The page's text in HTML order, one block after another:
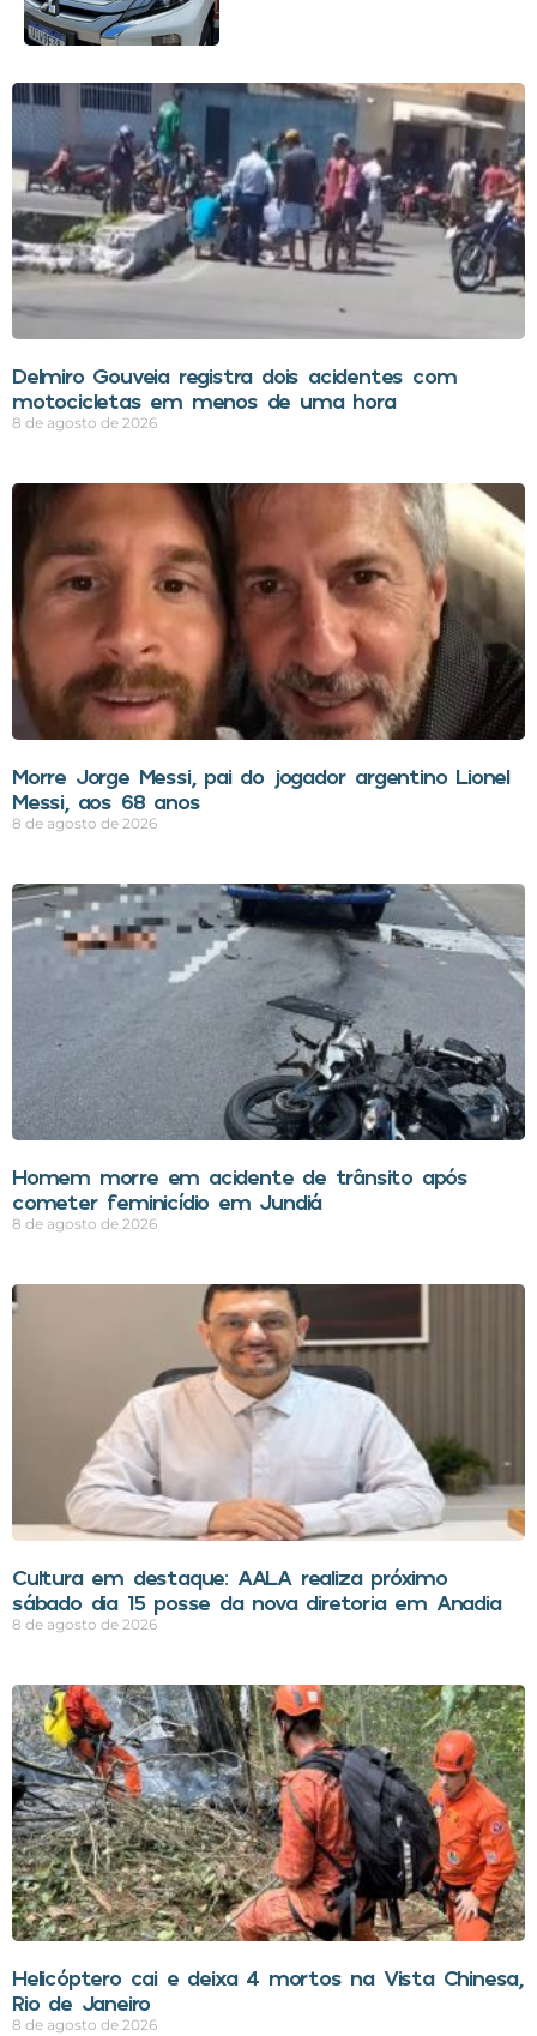
Delmiro Gouveia registra dois acidentes com
motocicletas em menos de uma hora
8 de agosto de 2026
Morre Jorge Messi, pai do jogador argentino Lionel
Messi, aos 68 anos
8 de agosto de 2026
Homem morre em acidente de trânsito após
cometer feminicídio em Jundiá
8 de agosto de 2026
Cultura em destaque: AALA realiza próximo
sábado dia 15 posse da nova diretoria em Anadia
8 de agosto de 2026
Helicóptero cai e deixa 4 mortos na Vista Chinesa,
Rio de Janeiro
8 de agosto de 2026